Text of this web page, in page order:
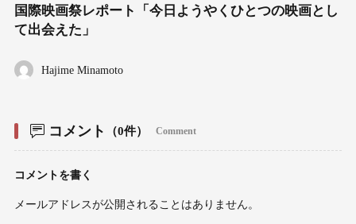
国際映画祭レポート「今日ようやくひとつの映画とし
て出会えた」
Hajime Minamoto
コメント （0件） Comment
コメントを書く
メールアドレスが公開されることはありません。